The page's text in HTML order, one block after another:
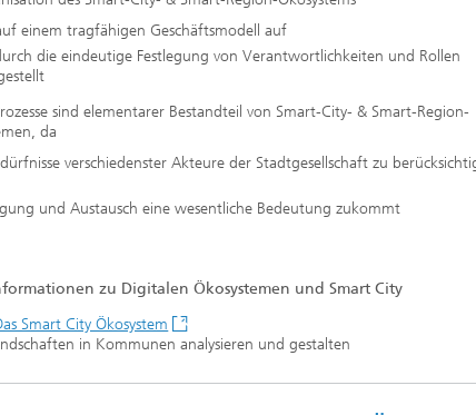
einem tragfähigen Geschäftsmodell auf
die eindeutige Festlegung von Verantwortlichkeiten und Rollen
sind elementarer Bestandteil von Smart-City- & Smart-Region-
da
verschiedenster Akteure der Stadtgesellschaft zu
und Austausch eine wesentliche Bedeutung zukommt
zu Digitalen Ökosystemen und Smart City
Smart City Ökosystem
in Kommunen analysieren und gestalten